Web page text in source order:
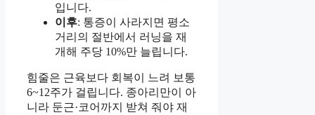
입니다.
이후: 통증이 사라지면 평소
거리의 절반에서 러닝을 재
개해 주당 10%만 늘립니다.
힘줄은 근육보다 회복이 느려 보통
6~12주가 걸립니다. 종아리만이 아
니라 둔근·코어까지 받쳐 줘야 재